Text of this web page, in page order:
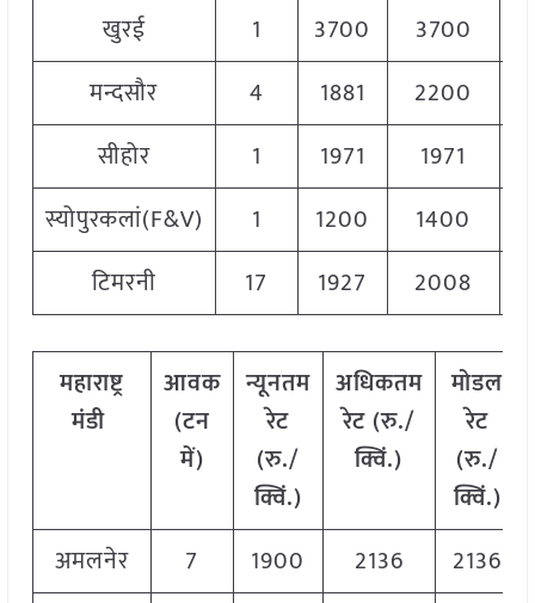
खुरई 1 3700 3700
मन्दसौर
4 1881 2200
सीहोर
1 1971 1971
स्योपुरकलां(F&V)
1 1200 1400
टिमरनी
17 1927 2008
महाराष्ट्र
मंडी
आवक
(टन
में)
न्यूनतम
रेट
(रु./
क्विं.)
अधिकतम
रेट (रु./
क्विं.)
मोडल
रेट
(रु./
क्विं.)
अमलनेर
7 1900 2136
2136